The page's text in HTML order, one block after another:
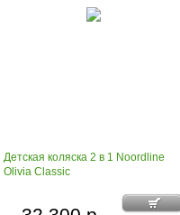
Детская коляска 2 в 1 Noordline
Olivia Classic